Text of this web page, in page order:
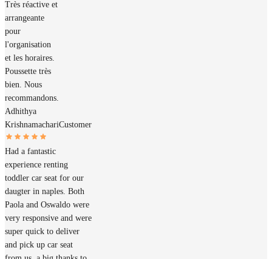
Très réactive et
arrangeante
pour
l'organisation
et les horaires.
Poussette très
bien. Nous
recommandons.
Adhithya
KrishnamachariCustomer
Had a fantastic
experience renting
toddler car seat for our
daugter in naples. Both
Paola and Oswaldo were
very responsive and were
super quick to deliver
and pick up car seat